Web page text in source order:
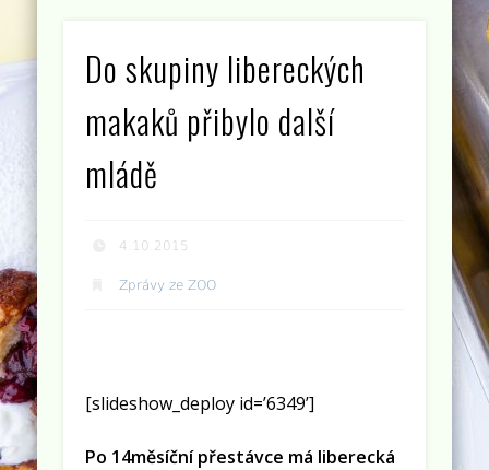
Do skupiny libereckých
makaků přibylo další
mládě
4.10.2015
Zprávy ze ZOO
[slideshow_deploy id=’6349’]
Po 14měsíční přestávce má liberecká